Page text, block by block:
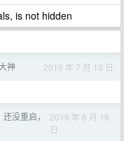
is not hidden
神 2019 年 7 月 13 日
没重启，
2019 年 6 月 19
日